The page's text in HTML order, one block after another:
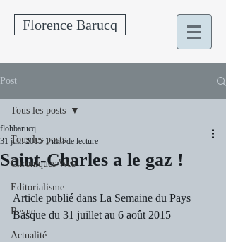
Florence Barucq
Post
Tous les posts
Chroniques Web
Editorialisme
Revue
Actualité
Tous les posts
Saint-Charles a le gaz !
flohbarucq
31 juil. 2015 1 min de lecture
Article publié dans La Semaine du Pays
Basque du 31 juillet au 6 août 2015